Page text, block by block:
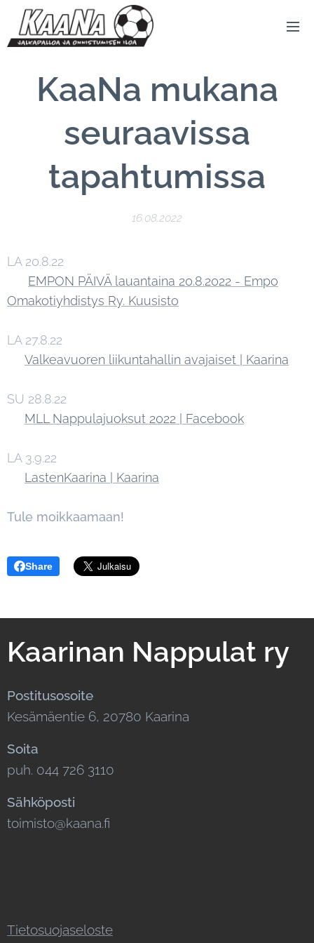
KaaNa mukana
seuraavissa
tapahtumissa
16.08.2022
LA 20.8.22
EMPON PÄIVÄ lauantaina 20.8.2022 - Empo
Omakotiyhdistys Ry. Kuusisto
LA 27.8.22
Valkeavuoren liikuntahallin avajaiset | Kaarina
SU 28.8.22
MLL Nappulajuoksut 2022 | Facebook
LA 3.9.22
LastenKaarina | Kaarina
Tule moikkaamaan!
Share
Kaarinan Nappulat ry
Postitusosoite
Kesämäentie 6, 20780 Kaarina
Soita
puh. 044 726 3110
Sähköposti
toimisto@kaana.fi
Tietosuojaseloste